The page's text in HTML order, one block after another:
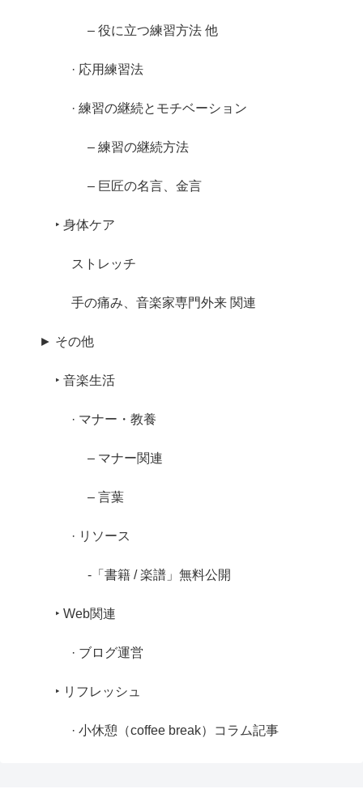
– 役に立つ練習方法 他
· 応用練習法
· 練習の継続とモチベーション
– 練習の継続方法
– 巨匠の名言、金言
‣ 身体ケア
ストレッチ
手の痛み、音楽家専門外来 関連
► その他
‣ 音楽生活
· マナー・教養
– マナー関連
– 言葉
· リソース
-「書籍 / 楽譜」無料公開
‣ Web関連
· ブログ運営
‣ リフレッシュ
· 小休憩（coffee break）コラム記事